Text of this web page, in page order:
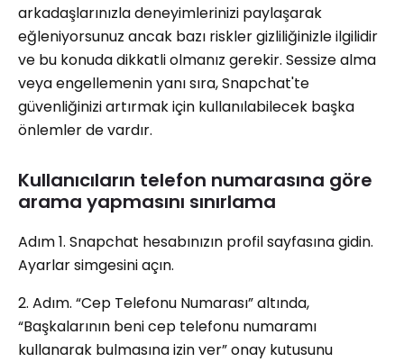
arkadaşlarınızla deneyimlerinizi paylaşarak
eğleniyorsunuz ancak bazı riskler gizliliğinizle ilgilidir
ve bu konuda dikkatli olmanız gerekir. Sessize alma
veya engellemenin yanı sıra, Snapchat'te
güvenliğinizi artırmak için kullanılabilecek başka
önlemler de vardır.
Kullanıcıların telefon numarasına göre
arama yapmasını sınırlama
Adım 1. Snapchat hesabınızın profil sayfasına gidin.
Ayarlar simgesini açın.
2. Adım. “Cep Telefonu Numarası” altında,
“Başkalarının beni cep telefonu numaramı
kullanarak bulmasına izin ver” onay kutusunu